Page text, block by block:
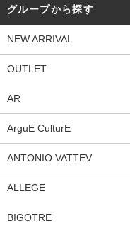
グループから探す
NEW ARRIVAL
OUTLET
AR
ArguE CulturE
ANTONIO VATTEV
ALLEGE
BIGOTRE